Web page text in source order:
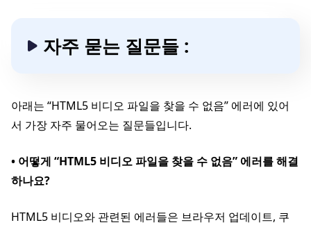
자주 묻는 질문들 :
아래는 “HTML5 비디오 파일을 찾을 수 없음” 에러에 있어
서 가장 자주 물어오는 질문들입니다.
• 어떻게 “HTML5 비디오 파일을 찾을 수 없음” 에러를 해결
하나요?
HTML5 비디오와 관련된 에러들은 브라우저 업데이트, 쿠